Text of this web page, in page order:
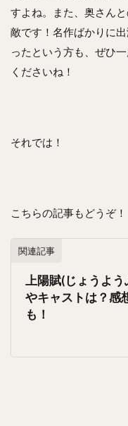
すよね。また、奥さん
敵です！名作ばかりに
ったという方も、ぜひ
くださいね！
それでは！
こちらの記事もどうぞ！
関連記事
上陽賦(じょうよ
やキャストは？感
も！